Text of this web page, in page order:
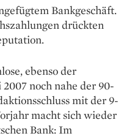
Bankgeschäft.
drückten
ebenso der
noch nahe der 90-
mit der 9-
macht sich wieder
Bank: Im